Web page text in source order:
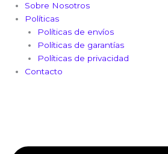
Sobre Nosotros
Políticas
Políticas de envíos
Políticas de garantías
Políticas de privacidad
Contacto